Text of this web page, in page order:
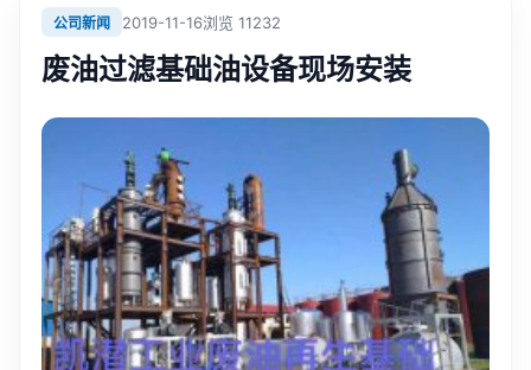
公司新闻 2019-11-16浏览 11232
废油过滤基础油设备现场安装